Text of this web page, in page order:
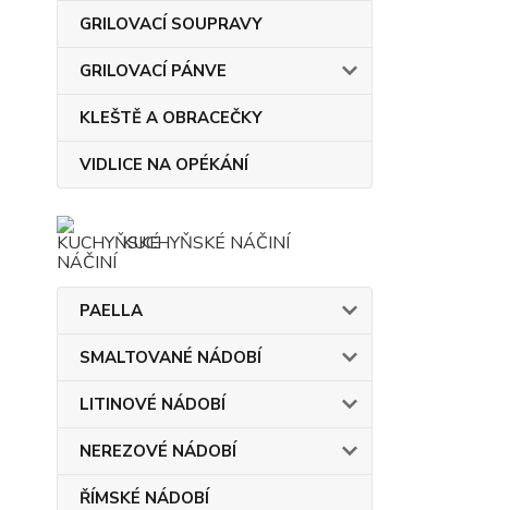
GRILOVACÍ SOUPRAVY
GRILOVACÍ PÁNVE
KLEŠTĚ A OBRACEČKY
VIDLICE NA OPÉKÁNÍ
KUCHYŇSKÉ NÁČINÍ
PAELLA
SMALTOVANÉ NÁDOBÍ
LITINOVÉ NÁDOBÍ
NEREZOVÉ NÁDOBÍ
ŘÍMSKÉ NÁDOBÍ